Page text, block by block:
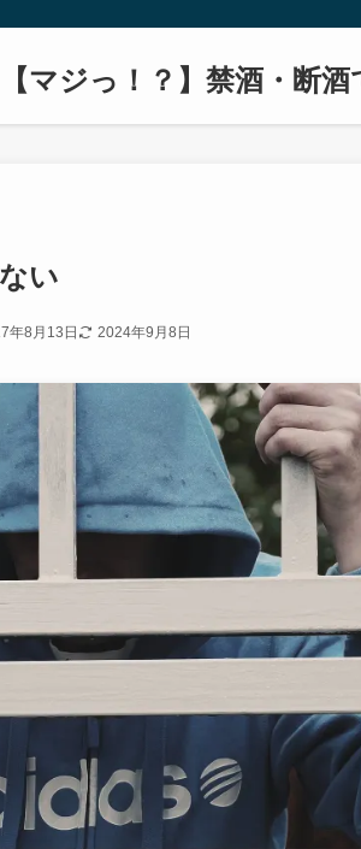
【マジっ！？】禁酒・断
い
年8月13日 2024年9月8日